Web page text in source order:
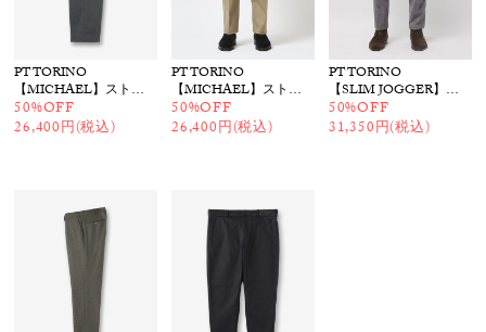
PT TORINO
【MICHAEL】ストレッチ ツイルワイドパンツ
50%OFF
26,400円(税込)
PT TORINO
【MICHAEL】ストレッチ ツイルワイドパンツ
50%OFF
26,400円(税込)
PT TORINO
【SLIM JOGGER】グレンチェック柄 パンツ
50%OFF
31,350円(税込)